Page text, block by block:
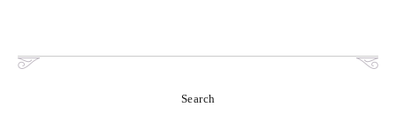
Search